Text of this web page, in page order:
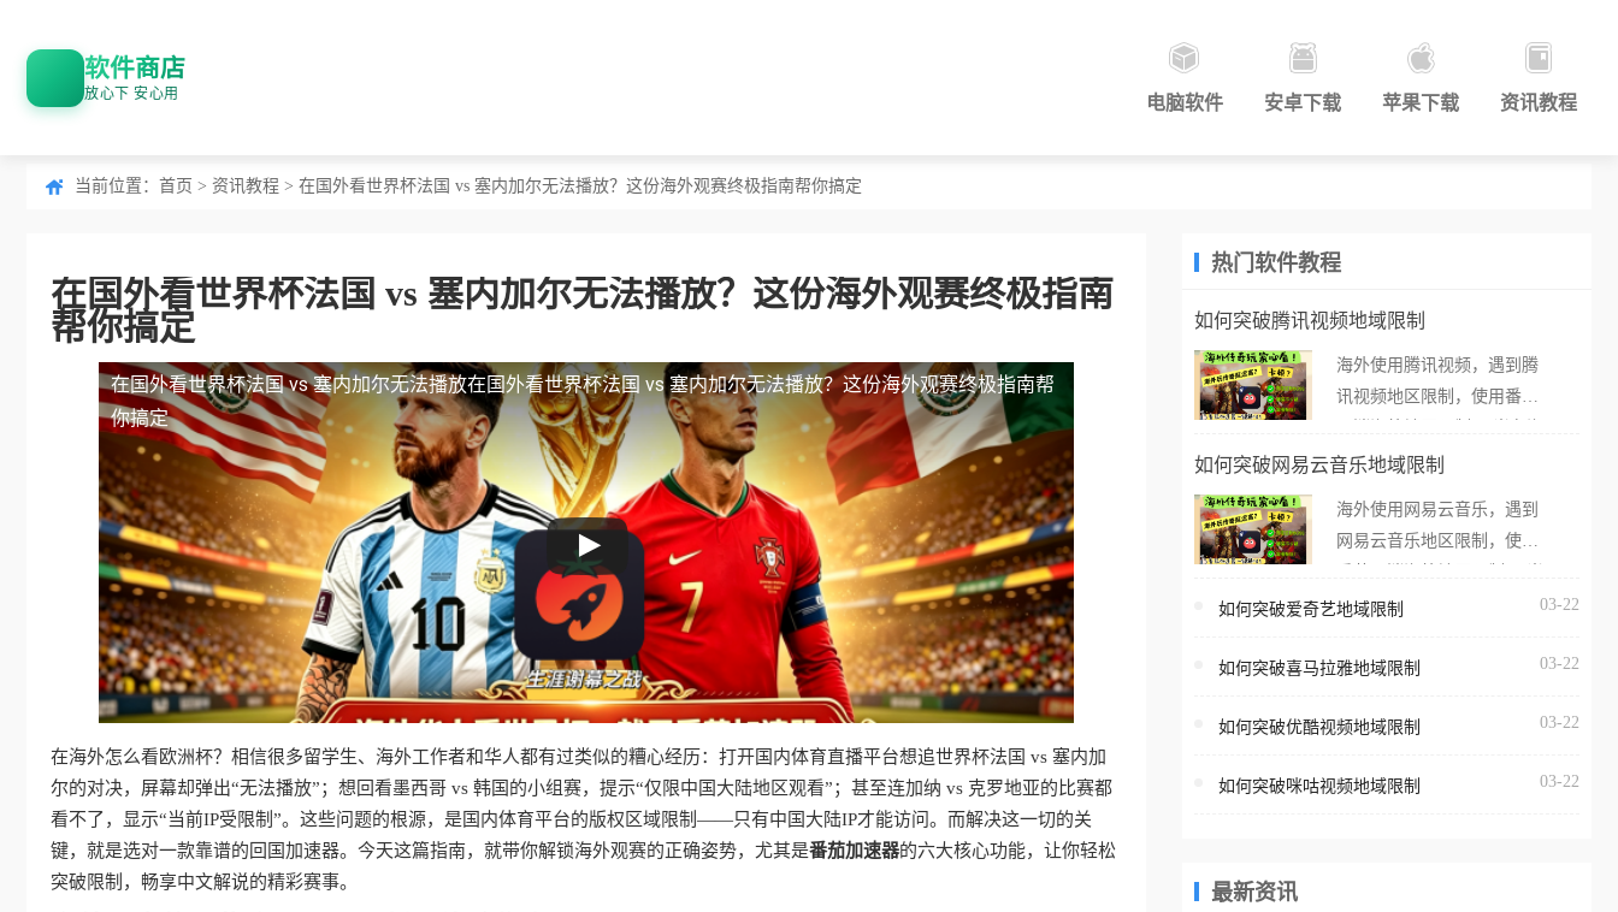
软件商店
放心下 安心用 电脑软件 安卓下载 苹果下载 资讯教程
当前位置： 首页 > 资讯教程 > 在国外看世界杯法国 vs 塞内加尔无法播放？这份海外观赛终极指南帮你搞定
在国外看世界杯法国 vs 塞内加尔无法播放？这份海外观赛终极指南
帮你搞定
在国外看世界杯法国 vs 塞内加尔无法播放在国外看世界杯法国 vs 塞内加尔无法播放？这份海外观赛终极指南帮
你搞定
在海外怎么看欧洲杯？相信很多留学生、海外工作者和华人都有过类似的糟心经历：打开国内体育直播平台想追世界杯法国 vs 塞内加
尔的对决，屏幕却弹出“无法播放”；想回看墨西哥 vs 韩国的小组赛，提示“仅限中国大陆地区观看”；甚至连加纳 vs 克罗地亚的比赛都
看不了，显示“当前IP受限制”。这些问题的根源，是国内体育平台的版权区域限制——只有中国大陆IP才能访问。而解决这一切的关
键，就是选对一款靠谱的回国加速器。今天这篇指南，就带你解锁海外观赛的正确姿势，尤其是番茄加速器的六大核心功能，让你轻松
突破限制，畅享中文解说的精彩赛事。
热门软件教程
如何突破腾讯视频地域限制
海外使用腾讯视频，遇到腾
讯视频地区限制，使用番茄
外打开腾讯视频，却突然弹
地区无法播放”的提示语。
海外用户如香港、澳门、台
亚、欧洲等国家和地区时，
台一样，出现地区及版权限
地区播放。 遇到这个问题的
如何突破网易云音乐地域限制
海外使用网易云音乐，遇到
网易云音乐地区限制，使用
在海外打开网易云音乐，却
所在的地区无法播放”的提示
门、台湾、美国、加拿大、
区时，网易云音乐也会像其
如何突破爱奇艺地域限制 03-22
如何突破喜马拉雅地域限制 03-22
如何突破优酷视频地域限制 03-22
如何突破咪咕视频地域限制 03-22
最新资讯